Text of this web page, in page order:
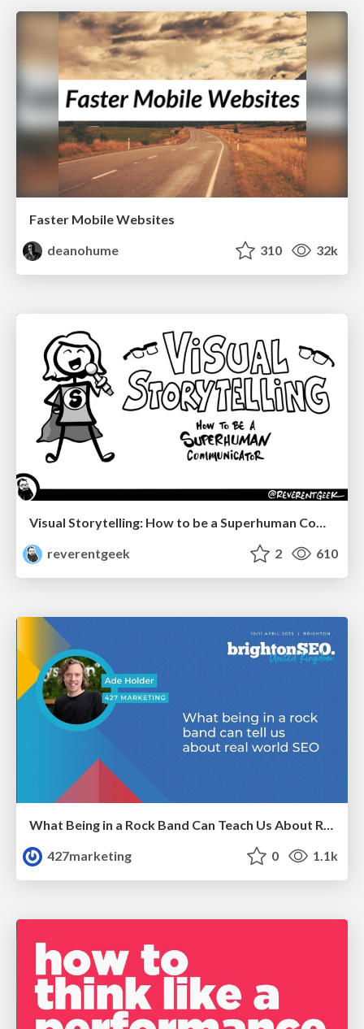
Faster Mobile Websites
deanohume
310 32k
reverentgeek
2 610
What Being in a Rock Band Can Teach Us About Real World SEO
427marketing
0 1.1k